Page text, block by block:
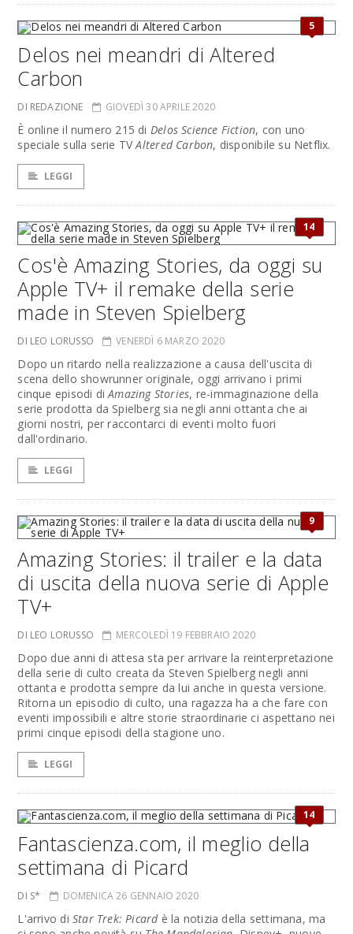
5
Delos nei meandri di Altered
Carbon
DI REDAZIONE GIOVEDÌ 30 APRILE 2020
È online il numero 215 di Delos Science Fiction, con uno
speciale sulla serie TVAltered Carbon, disponibile su Netflix.
LEGGI
14
Cos'è Amazing Stories, da oggi su
Apple TV+ il remake della serie
made in Steven Spielberg
DI LEO LORUSSO VENERDÌ 6 MARZO 2020
Dopo un ritardo nella realizzazione a causa dell'uscita di
scena dello showrunner originale, oggi arrivano i primi
cinque episodi diAmazing Stories, re-immaginazione della
serie prodotta da Spielberg sia negli anni ottanta che ai
giorni nostri, per raccontarci di eventi molto fuori
dall'ordinario.
LEGGI
9
Amazing Stories: il trailer e la data
di uscita della nuova serie di Apple
TV+
DI LEO LORUSSO MERCOLEDÌ 19 FEBBRAIO 2020
Dopo due anni di attesa sta per arrivare la reinterpretazione
della serie di culto creata da Steven Spielberg negli anni
ottanta e prodotta sempre da lui anche in questa versione.
Ritorna un episodio di culto, una ragazza ha a che fare con
eventi impossibili e altre storie straordinarie ci aspettano nei
primi cinque episodi della stagione uno.
LEGGI
14
Fantascienza.com, il meglio della
settimana di Picard
DI S* DOMENICA 26 GENNAIO 2020
L'arrivo di Star Trek: Picardè la notizia della settimana, ma